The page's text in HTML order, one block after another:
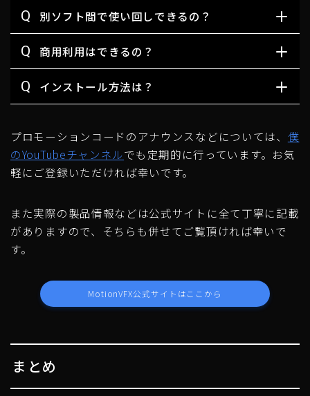
Q 別ソフト間で使い回しできるの？
Q 商用利用はできるの？
Q インストール方法は？
プロモーションコードのアナウンスなどについては、 僕
のYouTubeチャンネルでも定期的に行っています。お気
軽にご登録いただければ幸いです。
また実際の製品情報などは公式サイトに全て丁寧に記載
がありますので、そちらも併せてご覧頂ければ幸いで
す。
MotionVFX公式サイトはここから
まとめ